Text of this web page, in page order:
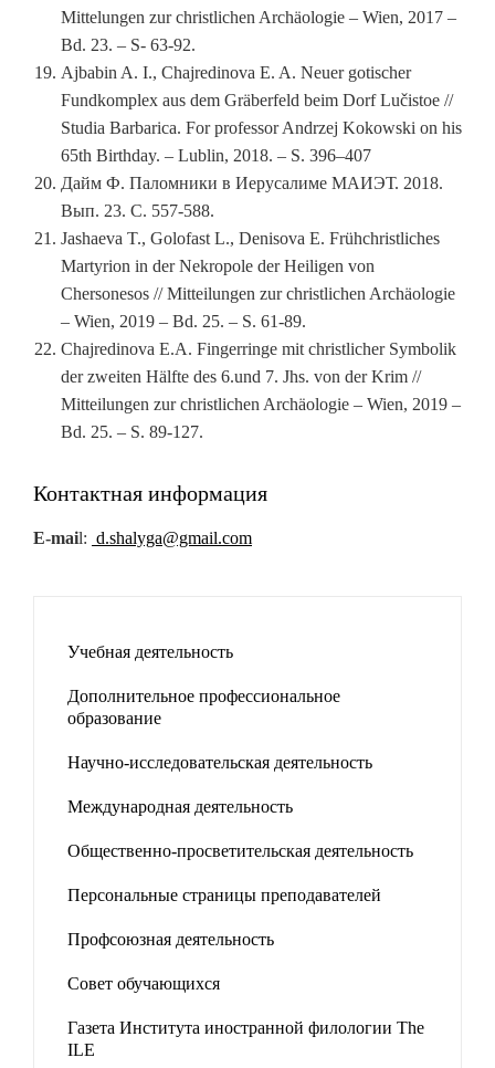
Mittelungen zur christlichen Archäologie – Wien, 2017 –
Bd. 23. – S- 63-92.
Ajbabin A. I., Chajredinova E. A. Neuer gotischer
Fundkomplex aus dem Gräberfeld beim Dorf Lučistoe //
Studia Barbarica. For professor Andrzej Kokowski on his
65th Birthday. – Lublin, 2018. – S. 396–407
Дайм Ф. Паломники в Иерусалиме МАИЭТ. 2018.
Вып. 23. С. 557-588.
Jashaeva T., Golofast L., Denisova E. Frühchristliches
Martyrion in der Nekropole der Heiligen von
Chersonesos // Mitteilungen zur christlichen Archäologie
– Wien, 2019 – Bd. 25. – S. 61-89.
Chajredinova E.A. Fingerringe mit christlicher Symbolik
der zweiten Hälfte des 6.und 7. Jhs. von der Krim //
Mitteilungen zur christlichen Archäologie – Wien, 2019 –
Bd. 25. – S. 89-127.
Контактная информация
E-mail: d.shalyga@gmail.com
Учебная деятельность
Дополнительное профессиональное
образование
Научно-исследовательская деятельность
Международная деятельность
Общественно-просветительская деятельность
Персональные страницы преподавателей
Профсоюзная деятельность
Совет обучающихся
Газета Института иностранной филологии The
ILE